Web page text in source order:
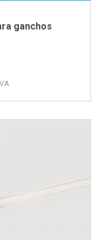
ganchos